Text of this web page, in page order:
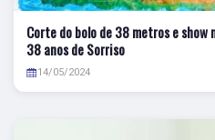
Corte do bolo de 38 metros e show
38 anos de Sorriso
14/05/2024